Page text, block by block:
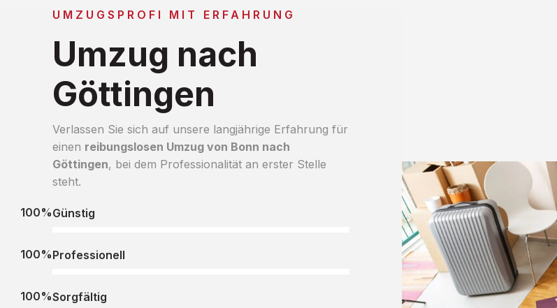
UMZUGSPROFI MIT ERFAHRUNG
Umzug nach
Göttingen
Verlassen Sie sich auf unsere langjährige Erfahrung für
einen reibungslosen Umzug von Bonn nach
Göttingen, bei dem Professionalität an erster Stelle
steht.
Günstig
100%
Professionell
100%
Sorgfältig
100%